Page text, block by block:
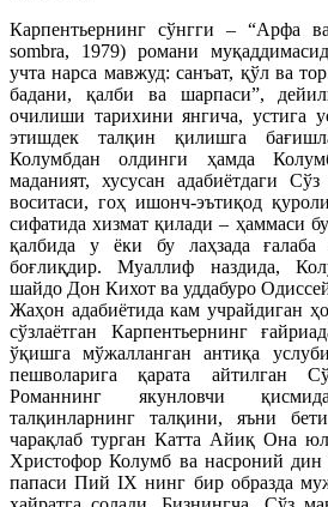
Карпентьернинг сўнгги – “Арфа
sombra, 1979) романи
учта нарса мавжуд: санъат, қўл ва
бадани, қалби ва шарпаси”,
очилиши тарихини янгича, устига
этишдек талқин қилишга
Колумбдан олдинги ҳамда
маданият, хусусан адабиётдаги
воситаси, гоҳ ишонч-эътиқод
сифатида хизмат қилади – ҳаммаси
қалбида у ёки бу лаҳзада ғалаба
боғлиқдир. Муаллиф наздида,
шайдо Дон Кихот ва уддабуро
Жаҳон адабиётида кам учрайдиган
сўзлаётган Карпентьернинг
ўқишга мўжалланган антиқа
пешволарига қарата айтилган
Романнинг якунловчи
талқинларнинг талқини, яъни
чарақлаб турган Катта Айиқ Она
Христофор Колумб ва насроний
папаси Пий IX нинг бир образда